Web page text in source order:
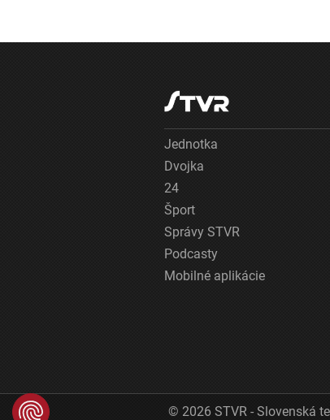
Jednotka
Dvojka
24
Šport
Správy STVR
Podcasty
Mobilné aplikácie
© 2026 STVR - Slovenská